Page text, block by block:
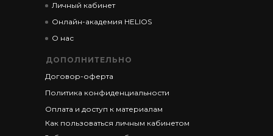
ДОПОЛНИТЕЛЬНО
Договор-оферта
Политика конфиденциальности
Оплата и доступ к материалам
Как пользоваться личным кабинетом
Личный кабинет
Онлайн-академия HELIOS
О нас